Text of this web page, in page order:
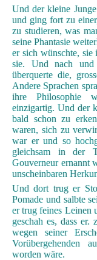
Und der kleine
und ging fort zu
zu studieren, was
seine Phantasie
er sich wünschte, sie
sie. Und nach
überquerte die,
Andere Sprachen
ihre Philosophie
einzigartig. Und der
bald schon zu
waren, sich zu
war er und so
gleichsam in der
Gouverneur ernannt
unscheinbaren
Und dort trug er
Pomade und salbte
er trug feines Leinen
geschah es, dass
wegen seiner
Vorübergehenden
worden wäre.